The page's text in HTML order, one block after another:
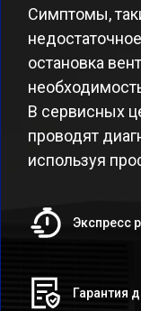
Симптомы,
остановка
В сервисных
проводят
используя
Экспресс
Гарантия